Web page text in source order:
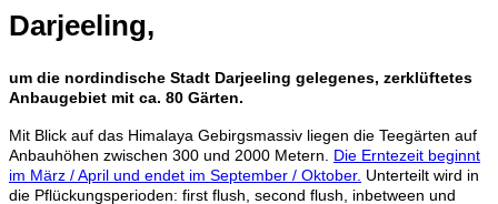
Darjeeling,
um die nordindische Stadt Darjeeling gelegenes, zerklüftetes
Anbaugebiet mit ca. 80 Gärten.
Mit Blick auf das Himalaya Gebirgsmassiv liegen die Teegärten auf
Anbauhöhen zwischen 300 und 2000 Metern. Die Erntezeit beginnt
im März / April und endet im September / Oktober. Unterteilt wird in
die Pflückungsperioden: first flush, second flush, inbetween und